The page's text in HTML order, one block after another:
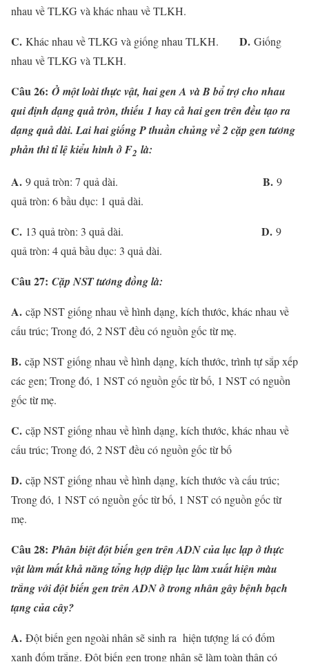
nhau về TLKG và khác nhau về TLKH.
C. Khác nhau về TLKG và giống nhau TLKH. D. Giống
nhau về TLKG và TLKH.
Câu 26: Ở một loài thực vật, hai gen A và B bổ trợ cho nhau
qui định dạng quả tròn, thiếu 1 hay cả hai gen trên đều tạo ra
dạng quả dài. Lai hai giống P thuần chủng về 2 cặp gen tương
phản thì tỉ lệ kiểu hình ở F2 là:
A. 9 quả tròn: 7 quả dài. B. 9
quả tròn: 6 bầu dục: 1 quả dài.
C. 13 quả tròn: 3 quả dài. D. 9
quả tròn: 4 quả bầu dục: 3 quả dài.
Câu 27: Cặp NST tương đồng là:
A. cặp NST giống nhau về hình dạng, kích thước, khác nhau về
cấu trúc; Trong đó, 2 NST đều có nguồn gốc từ mẹ.
B. cặp NST giống nhau về hình dạng, kích thước, trình tự sắp xếp
các gen; Trong đó, 1 NST có nguồn gốc từ bố, 1 NST có nguồn
gốc từ mẹ.
C. cặp NST giống nhau về hình dạng, kích thước, khác nhau về
cấu trúc; Trong đó, 2 NST đều có nguồn gốc từ bố
D. cặp NST giống nhau về hình dạng, kích thước và cấu trúc;
Trong đó, 1 NST có nguồn gốc từ bố, 1 NST có nguồn gốc từ
mẹ.
Câu 28: Phân biệt đột biến gen trên ADN của lục lạp ở thực
vật làm mất khả năng tổng hợp diệp lục làm xuất hiện màu
trắng với đột biến gen trên ADN ở trong nhân gây bệnh bạch
tạng của cây?
A. Đột biến gen ngoài nhân sẽ sinh ra hiện tượng lá có đốm
xanh đốm trắng. Đột biến gen trong nhân sẽ làm toàn thân có